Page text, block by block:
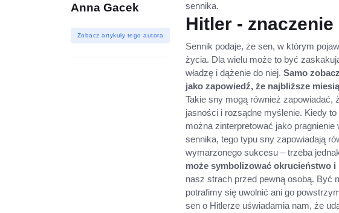
Anna Gacek
Zobacz artykuły tego autora
sennika.
Hitler - znaczenie
Sennik podaje, że sen, w którym
życia. Dla wielu może to być
władzę i dążenie do niej. Samo
jako zapowiedź, że najbliższe
Takie sny mogą również zapowiadać,
jasności i rozsądne myślenie. Kiedy
można zinterpretować jako pragnienie
sennika, tego typu sny zapowiadają
wymarzonego sukcesu – trzeba
może symbolizować okrucieństwo i
nasz strach przed pewną osobą. Być
potrafimy się uwolnić ani go
sen o Hitlerze uświadamia nam, że